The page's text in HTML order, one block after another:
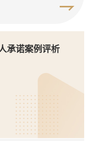
承诺案例评析